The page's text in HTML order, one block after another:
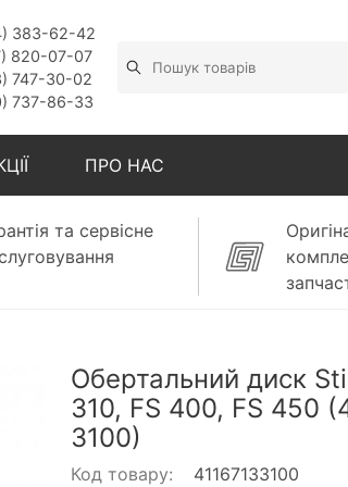
383-62-42
820-07-07
747-30-02
737-86-33
ПРО НАС
та сервісне
Обертальний диск
310, FS 400, FS 450
3100)
Код товару: 41167133100